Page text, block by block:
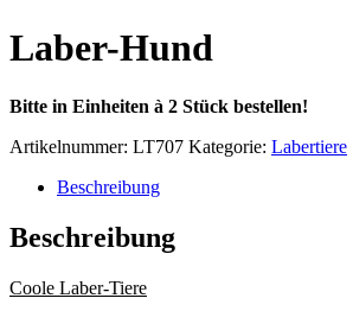
Laber-Hund
Bitte in Einheiten à 2 Stück bestellen!
Artikelnummer: LT707 Kategorie: Labertiere
Beschreibung
Beschreibung
Coole Laber-Tiere